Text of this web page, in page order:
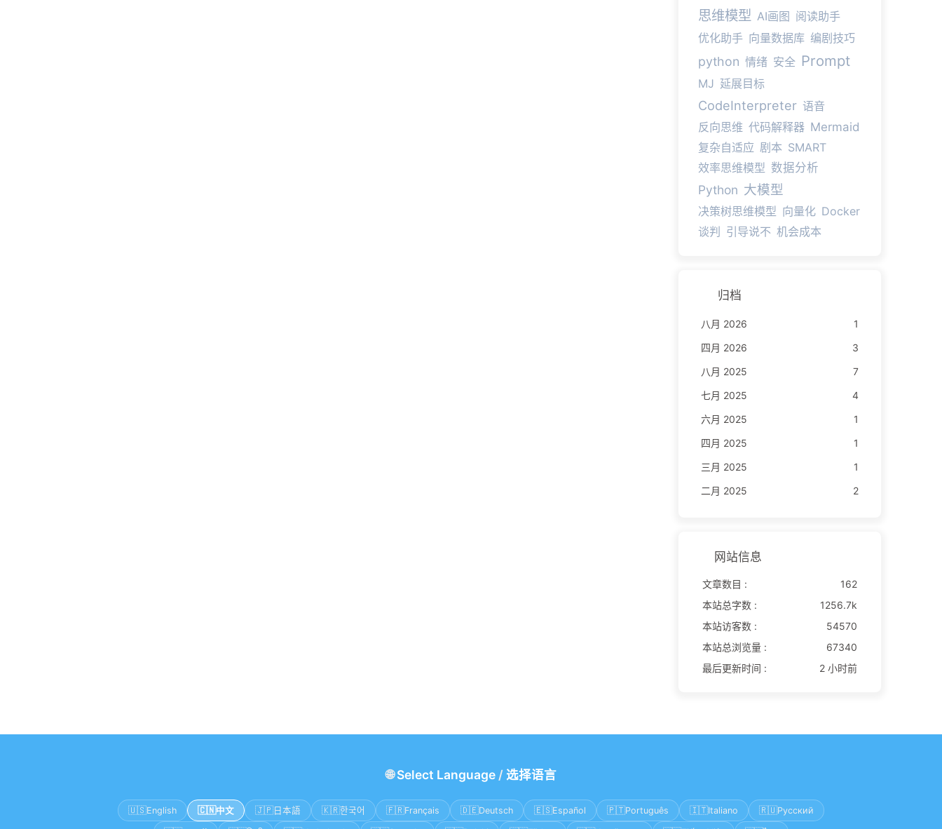
思维模型 AI画图 阅读助手
优化助手 向量数据库 编剧技巧
python 情绪 安全 Prompt
MJ 延展目标
CodeInterpreter 语音
反向思维 代码解释器 Mermaid
复杂自适应 剧本 SMART
效率思维模型 数据分析
Python 大模型
决策树思维模型 向量化 Docker
谈判 引导说不 机会成本
归档
八月 2026
1
四月 2026
3
八月 2025
7
七月 2025
4
六月 2025
1
四月 2025
1
三月 2025
1
二月 2025
2
网站信息
文章数目 :
162
本站总字数 :
1256.7k
本站访客数 :
54570
本站总浏览量 :
67340
最后更新时间 :
2 小时前
🌐Select Language/ 选择语言
🇺🇸English 🇨🇳中文 🇯🇵 日本語 🇰🇷한국어 🇫🇷Français 🇩🇪Deutsch 🇪🇸Español 🇵🇹Português 🇮🇹Italiano 🇷🇺Русский